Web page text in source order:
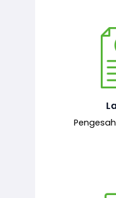
Pegawai
dan
kelulusan